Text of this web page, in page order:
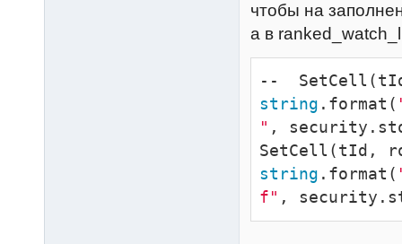
local
period
self
end
local
local
чтобы на
а в
--
string .format(
" ,
SetCell(tId,
string .format(
f" ,